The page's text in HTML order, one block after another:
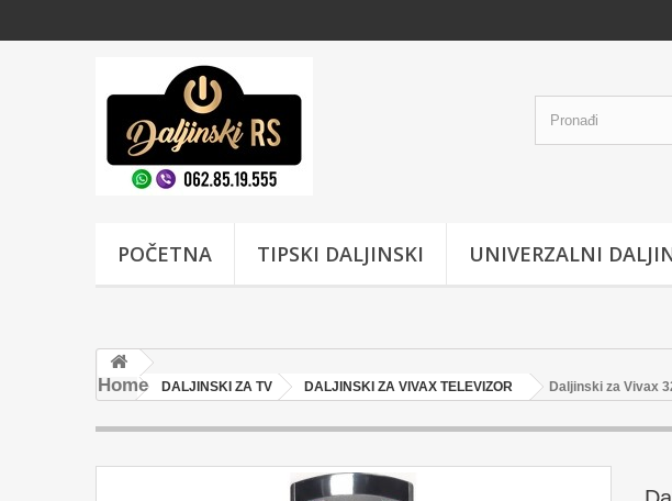
POČETNA TIPSKI DALJINSKI UNIVERZALNI
Home DALJINSKI ZA TV DALJINSKI ZA VIVAX TELEVIZOR Daljinski za Vivax